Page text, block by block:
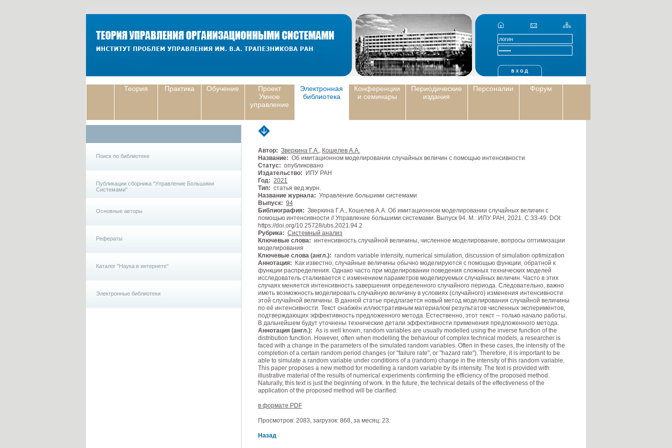
Теория Практика Обучение
Проект
Умное
управление
Электронная
библиотека
Конференции
и семинары
Периодические
издания
Персоналии Форум
Поиск по библиотеке
Публикации сборника "Управление Большими
Системами"
Основные авторы
Рефераты
Каталог "Наука в интернете"
Электронные библиотеки
Автор: Зверкина Г.А., Кошелев А.А.
Название: Об имитационном моделировании случайных величин с помощью интенсивности
Статус: опубликовано
Издательство: ИПУ РАН
Год: 2021
Тип: статья вед.журн.
Название журнала: Управление большими системами
Выпуск: 94
Библиография: Зверкина Г.А., Кошелев А.А. Об имитационном моделировании случайных величин с
помощью интенсивности // Управление большими системами. Выпуск 94. М.: ИПУ РАН, 2021. С.33-49. DOI:
https://doi.org/10.25728/ubs.2021.94.2
Рубрика: Системный анализ
Ключевые слова: интенсивность случайной величины, численное моделирование, вопросы оптимизации
моделирования
Ключевые слова (англ.): random variable intensity, numerical simulation, discussion of simulation optimization
Аннотация: Как известно, случайные величины обычно моделируются с помощью функции, обратной к
функции распределения. Однако часто при моделировании поведения сложных технических моделей
исследователь сталкивается с изменением параметров моделируемых случайных величин. Часто в этих
случаях меняется интенсивность завершения определенного случайного периода. Следовательно, важно
иметь возможность моделировать случайную величину в условиях (случайного) изменения интенсивности
этой случайной величины. В данной статье предлагается новый метод моделирования случайной величины
по её интенсивности. Текст снабжён иллюстративным материалом результатов численных экспериментов,
подтверждающих эффективность предложенного метода. Естественно, этот текст -- только начало работы.
В дальнейшем будут уточнены технические детали эффективности применения предложенного метода.
Аннотация (англ.): As is well known, random variables are usually modelled using the inverse function of the
distribution function. However, often when modelling the behaviour of complex technical models, a researcher is
faced with a change in the parameters of the simulated random variables. Often in these cases, the intensity of the
completion of a certain random period changes (or "failure rate", or "hazard rate"). Therefore, it is important to be
able to simulate a random variable under conditions of a (random) change in the intensity of this random variable.
This paper proposes a new method for modelling a random variable by its intensity. The text is provided with
illustrative material of the results of numerical experiments confirming the efficiency of the proposed method.
Naturally, this text is just the beginning of work. In the future, the technical details of the effectiveness of the
application of the proposed method will be clarified.
в формате PDF
Просмотров: 2083, загрузок: 868, за месяц: 23.
Назад